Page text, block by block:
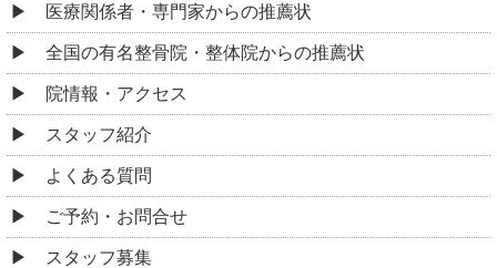
医療関係者・専門家からの推薦状
全国の有名整骨院・整体院からの推薦状
院情報・アクセス
スタッフ紹介
よくある質問
ご予約・お問合せ
スタッフ募集